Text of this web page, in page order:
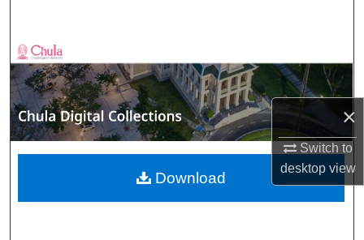
×
Switch to
desktopview
Browse Collections
My Account
About
Digital Commons Network™
Download